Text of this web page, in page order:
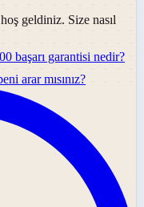
geldiniz. Size nasıl
başarı garantisi nedir?
arar mısınız?